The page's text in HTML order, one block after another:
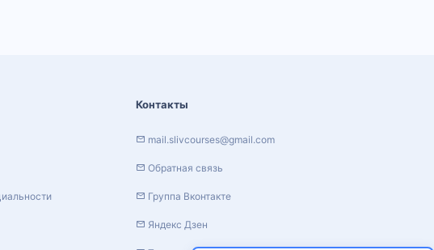
Контакты
mail.slivcourses@gmail.com
Обратная связь
Группа Вконтакте
Яндекс Дзен